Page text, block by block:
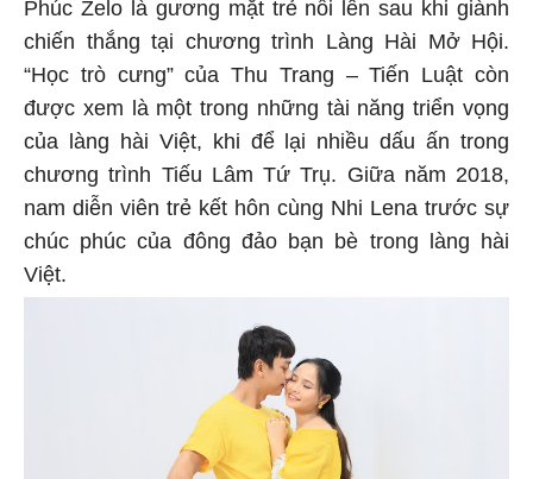
Phúc Zelo là gương mặt trẻ nổi lên sau khi giành
chiến thắng tại chương trình Làng Hài Mở Hội.
“Học trò cưng” của Thu Trang – Tiến Luật còn
được xem là một trong những tài năng triển vọng
của làng hài Việt, khi để lại nhiều dấu ấn trong
chương trình Tiếu Lâm Tứ Trụ. Giữa năm 2018,
nam diễn viên trẻ kết hôn cùng Nhi Lena trước sự
chúc phúc của đông đảo bạn bè trong làng hài
Việt.